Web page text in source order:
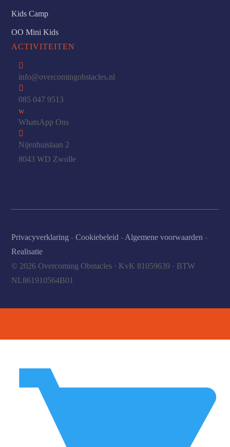
Kids Camp
OO Mini Kids
ACTIVITEITEN

info@overcomingobstacles.nl

085 047 9513
w
WhatsApp Ons

Nijenhuislaan 2
8043 WD Zwolle
© 2026 Overcoming Obstacles · KvK 81059639 · BTW
NL861910564B01
Privacyverklaring -Cookiebeleid - Algemene voorwaarden -
Realisatie